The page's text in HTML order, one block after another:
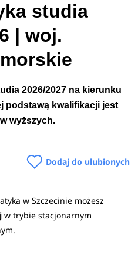
studia
| woj.
2026/2027 na kierunku
podstawą kwalifikacji jest
wyższych.
Dodaj do ulubionych
w Szczecinie możesz
w trybie stacjonarnym